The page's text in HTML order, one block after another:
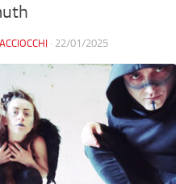
· 22/01/2025